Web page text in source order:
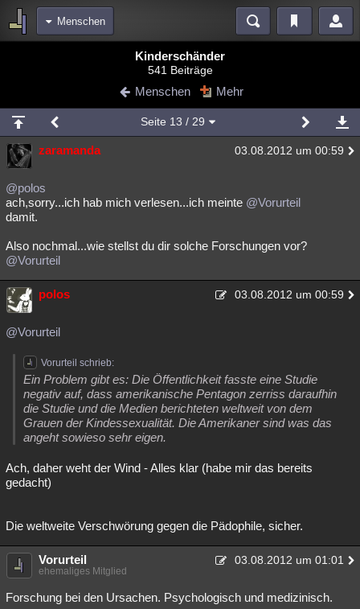
Menschen
Blogs Videos
Chat Wiki Neuigkeiten
meine Rubriken
Menschen Wissenschaft Mystery Kriminalfälle
Spiritualität
Natur
weitere Rubriken
Philosophie
Astronomie Gaming Filme
Musik
Übersichten
Besucht Teilgenommen Alle Neue Geschlossen
Lesenswert Schlüsselwörter
Kinderschänder
541 Beiträge
Menschen Mehr
Seite 13 / 29
zaramanda 03.08.2012 um 00:59
@polos
ach,sorry...ich hab mich verlesen...ich meinte @Vorurteil
damit.
Also nochmal...wie stellst du dir solche Forschungen vor?
@Vorurteil
polos 03.08.2012 um 00:59
@Vorurteil
Vorurteil schrieb:
Ein Problem gibt es: Die Öffentlichkeit fasste eine Studie
negativ auf, dass amerikanische Pentagon zerriss daraufhin
die Studie und die Medien berichteten weltweit von dem
Grauen der Kindessexualität. Die Amerikaner sind was das
angeht sowieso sehr eigen.
Ach, daher weht der Wind - Alles klar (habe mir das bereits
gedacht)
Die weltweite Verschwörung gegen die Pädophile, sicher.
Vorurteil 03.08.2012 um 01:01
ehemaliges Mitglied
Forschung bei den Ursachen. Psychologisch und medizinisch.